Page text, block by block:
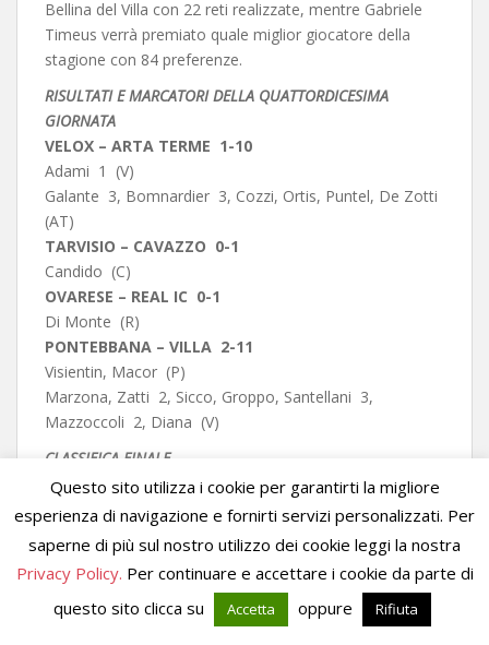
Bellina del Villa con 22 reti realizzate, mentre Gabriele
Timeus verrà premiato quale miglior giocatore della
stagione con 84 preferenze.
RISULTATI E MARCATORI DELLA QUATTORDICESIMA
GIORNATA
VELOX – ARTA TERME 1-10
Adami 1 (V)
Galante 3, Bomnardier 3, Cozzi, Ortis, Puntel, De Zotti
(AT)
TARVISIO – CAVAZZO 0-1
Candido (C)
OVARESE – REAL IC 0-1
Di Monte (R)
PONTEBBANA – VILLA 2-11
Visientin, Macor (P)
Marzona, Zatti 2, Sicco, Groppo, Santellani 3,
Mazzoccoli 2, Diana (V)
CLASSIFICA FINALE
REAL IC 35 punti (Campione carnico); VILLA 34;
OVARESE31; CAVAZZO27;ARTA TERME 15;
CLASSIFICA MARCATORI
(Villa)
20 RETI GabrieleTimeus (Ovarese)
Questo sito utilizza i cookie per garantirti la migliore
esperienza di navigazione e fornirti servizi personalizzati. Per
saperne di più sul nostro utilizzo dei cookie leggi la nostra
Privacy Policy. Per continuare e accettare i cookie da parte di
questo sito clicca su
Accetta oppure Rifiuta